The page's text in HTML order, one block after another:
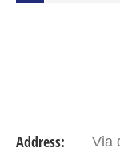
Address:
Via